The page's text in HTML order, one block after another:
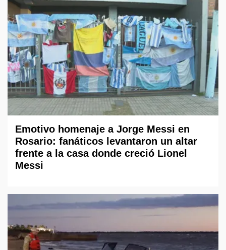
Emotivo homenaje a Jorge Messi en
Rosario: fanáticos levantaron un altar
frente a la casa donde creció Lionel
Messi